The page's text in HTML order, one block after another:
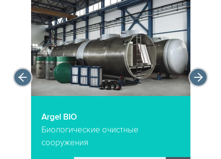
Argel BIO
Биологические очистные
сооружения